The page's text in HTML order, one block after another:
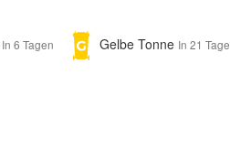
In 6 Tagen Gelbe Tonne In 21